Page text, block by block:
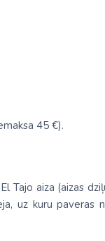
45 €).
Tajo aiza (aizas
uz kuru paveras